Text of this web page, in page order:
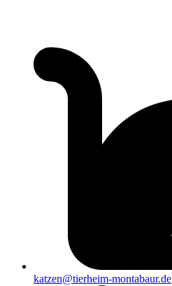
katzen@tierheim-montabaur.de